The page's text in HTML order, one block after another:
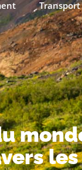
Transport